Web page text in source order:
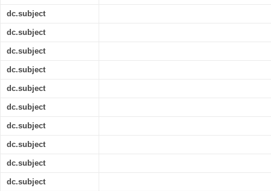
dc.subject
dc.subject
dc.subject
dc.subject
dc.subject
dc.subject
dc.subject
dc.subject
dc.subject
dc.subject